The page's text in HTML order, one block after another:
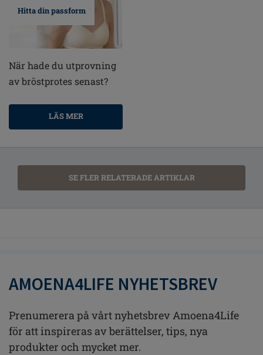
Hitta din passform
När hade du utprovning
av bröstprotes senast?
LÄS MER
SE FLER RELATERADE ARTIKLAR
AMOENA4LIFE NYHETSBREV
Prenumerera på vårt nyhetsbrev Amoena4Life
för att inspireras av berättelser, tips, nya
produkter och mycket mer.